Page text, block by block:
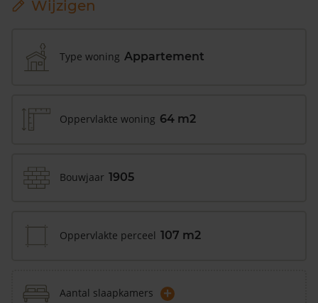
Wijzigen
Type woning Appartement
Oppervlakte woning 64 m2
Bouwjaar 1905
Oppervlakte perceel 107 m2
Aantal slaapkamers +